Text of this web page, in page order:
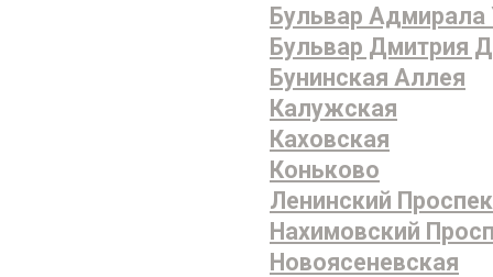
Бульвар Адмирала
Бульвар Дмитрия
Бунинская Аллея
Калужская
Каховская
Коньково
Ленинский
Нахимовский
Новоясеневская